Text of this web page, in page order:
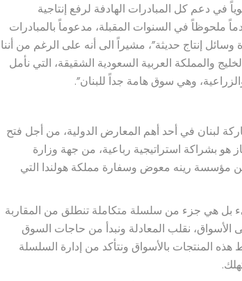
في دعم كل المبادرات الهادفة لرفع إنتاجية
ملحوظاً في السنوات المقبلة، مدعوماً بالمبادرات
وسائل إنتاج حديثة”، مشيراً الى أنه على الرغم من أننا
والمملكة العربية السعودية الشقيقة، التي نأمل
وهي سوق هامة جداً للبنان”.
لبنان في أحد أهم المعارض الدولية، من أجل فتح
هو بشراكة استراتيجية رباعية، من جهة وزارة
مؤسسة رينه معوض وسفارة مملكة هولندا التي
هي جزء من سلسلة متكاملة تنطلق من المقاربة
الأسواق، نقلب المعادلة ونبدأ من حاجات السوق
هذه المنتجات بالأسواق ونتأكد من إدارة السلسلة